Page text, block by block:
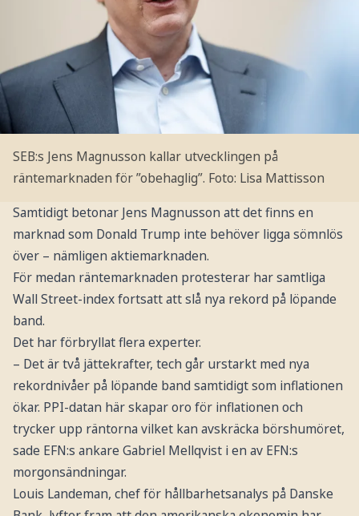
SEB:s Jens Magnusson kallar utvecklingen på
räntemarknaden för ”obehaglig”. Foto: Lisa Mattisson
Samtidigt betonar Jens Magnusson att det finns en
marknad som Donald Trump inte behöver ligga sömnlös
över – nämligen aktiemarknaden.
För medan räntemarknaden protesterar har samtliga
Wall Street-index fortsatt att slå nya rekord på löpande
band.
Det har förbryllat flera experter.
– Det är två jättekrafter, tech går urstarkt med nya
rekordnivåer på löpande band samtidigt som inflationen
ökar. PPI-datan här skapar oro för inflationen och
trycker upp räntorna vilket kan avskräcka börshumöret,
sade EFN:s ankare Gabriel Mellqvist i en av EFN:s
morgonsändningar.
Louis Landeman, chef för hållbarhetsanalys på Danske